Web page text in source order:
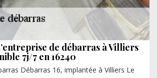
de débarras à Villiers
7j/7 en 16240
Débarras 16, implantée à Villiers Le